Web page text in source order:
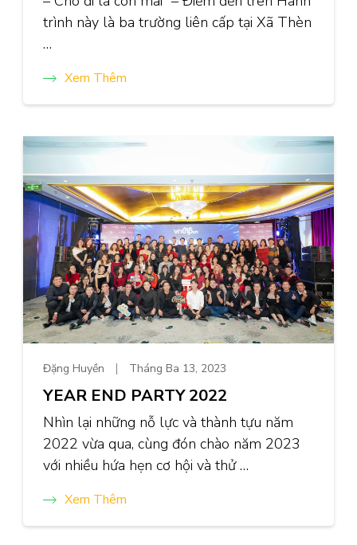
trình này là ba trường liên cấp tại Xã Thèn
…
Xem Thêm
Đặng Huyền Tháng Ba 13, 2023
YEAR END PARTY 2022
Nhìn lại những nỗ lực và thành tựu năm
2022 vừa qua, cùng đón chào năm 2023
với nhiều hứa hẹn cơ hội và thử …
Xem Thêm